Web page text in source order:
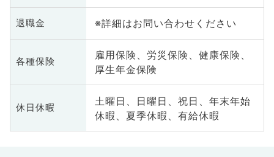
系
退職金 ※詳細はお問い合わせください
各種保険
雇用保険、労災保険、健康保険、
厚生年金保険
休日休暇
土曜日、日曜日、祝日、年末年始
休暇、夏季休暇、有給休暇